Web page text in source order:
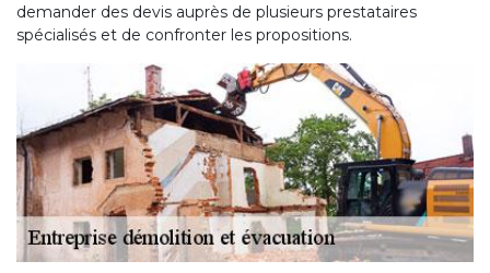
demander des devis auprès de plusieurs prestataires
spécialisés et de confronter les propositions.